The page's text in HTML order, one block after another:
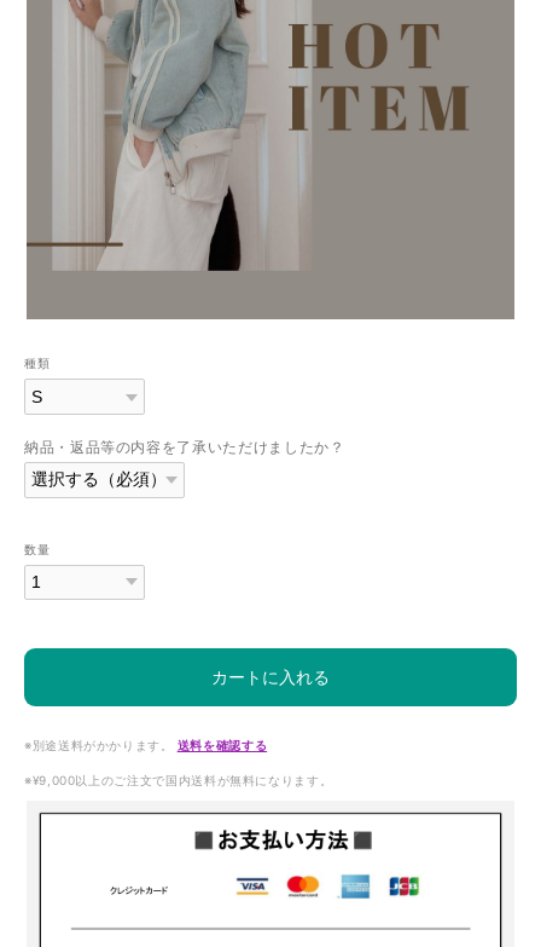
種類
納品・返品等の内容を了承いただけましたか？
数量
カートに入れる
※別途送料がかかります。 送料を確認する
※¥9,000以上のご注文で国内送料が無料になります。